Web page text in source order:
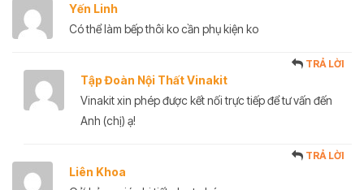
Yến Linh
Có thể làm bếp thôi ko cần phụ kiện ko
Tập Đoàn Nội Thất Vinakit
TRẢ LỜI
Vinakit xin phép được kết nối trực tiếp để tư vấn đến
Anh (chị) ạ!
Liên Khoa
TRẢ LỜI